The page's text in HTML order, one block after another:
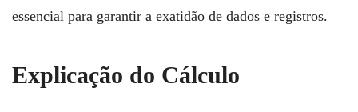
essencial para garantir a exatidão de dados e registros.
Explicação do Cálculo